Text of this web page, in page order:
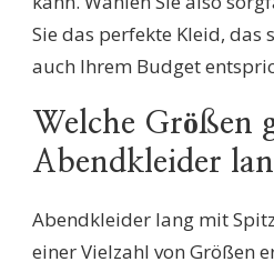
Sie das perfekte Kleid, das
auch Ihrem Budget
Welche Größen
Abendkleider
Abendkleider lang mit
einer Vielzahl von Größen